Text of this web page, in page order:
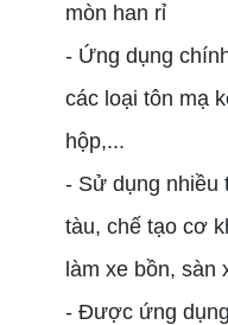
mòn han rỉ
- Ứng dụng
các loại tôn mạ
hộp,...
- Sử dụng nhiều
tàu, chế tạo cơ
làm xe bồn, sàn
- Được ứng